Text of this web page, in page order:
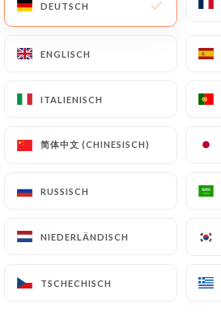
MENÜ
DEUTSCH
ENGLISCH
ITALIENISCH
简体中文 (CHINESISCH)
RUSSISCH
NIEDERLÄNDISCH
TSCHECHISCH
START/GALERIE
DEUTSCH
ENGLISCH
ITALIENISCH
简体中文 (CHINESISCH)
RUSSISCH
NIEDERLÄNDISCH
TSCHECHISCH